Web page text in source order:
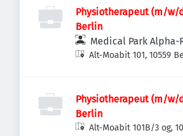
Physiotherapeut (m/w/
Berlin
Medical Park Alpha-
Alt-Moabit 101, 10559
Physiotherapeut (m/w/
Berlin
Alt-Moabit 101B/3 og,